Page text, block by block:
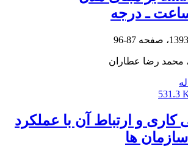
ـ درجه
87-96
محمد رضا عطاران
531.3
کاری و ارتباط آن با عملکرد
ها